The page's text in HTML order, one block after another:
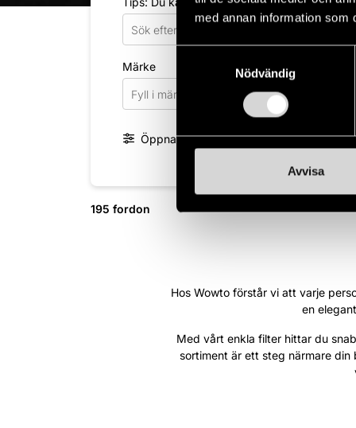
med annan information som
Nödvändig
Avvisa
Märke
Fyll i märke
Öppna fler filter
195 fordon
Hos Wowto förstår vi att varje
en
Med vårt enkla filter hittar du
sortiment är ett steg närmare